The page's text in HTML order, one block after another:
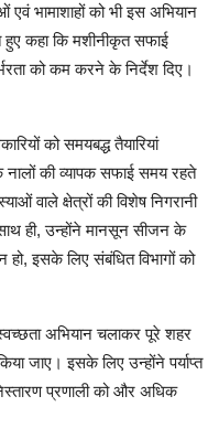
भामाशाहों को भी इस अभियान
कहा कि मशीनीकृत सफाई
को कम करने के निर्देश दिए।
को समयबद्ध तैयारियां
नालों की व्यापक सफाई समय रहते
वाले क्षेत्रों की विशेष निगरानी
ही, उन्होंने मानसून सीजन के
हो, इसके लिए संबंधित विभागों को
अभियान चलाकर पूरे शहर
जाए। इसके लिए उन्होंने पर्याप्त
प्रणाली को और अधिक